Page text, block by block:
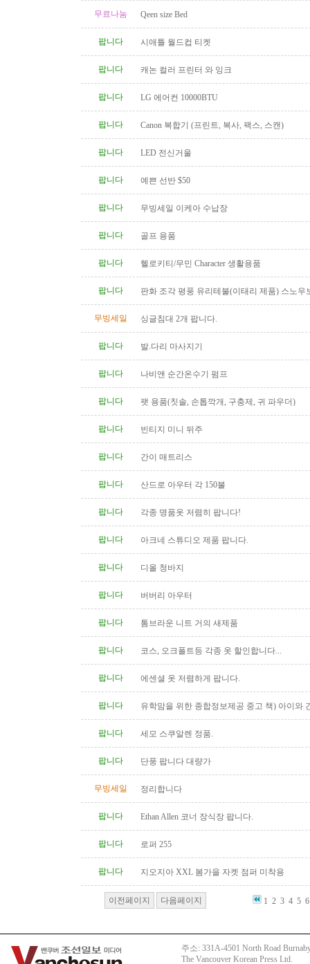
무료나눔 Qeen size Bed
팝니다 시애틀 월드컵 티켓
팝니다 캐논 컬러 프린터 와 잉크
팝니다 LG 에어컨 10000BTU
팝니다 Canon 복합기 (프린트, 복사, 팩스, 스캔)
팝니다 LED 전신거울
팝니다 예쁜 선반 $50
팝니다 무빙세일 이케아 수납장
팝니다 골프 용품
팝니다 헬로키티/무민 Character 생활용품
팝니다
판화 조각 평풍 유리테불(이태리 제품) 스노우
무빙세일
싱글침대 2개 팝니다.
팝니다 발.다리 마사지기
팝니다 나비앤 순간온수기 펌프
팝니다 팻 용품(칫솔, 손톱깍개, 구충제, 귀 파우더)
팝니다 빈티지 미니 뒤주
팝니다 간이 매트리스
팝니다 산드로 아우터 각 150불
팝니다 각종 명품옷 저렴히 팝니다!
팝니다 아크네 스튜디오 제품 팝니다.
팝니다 디올 청바지
팝니다 버버리 아우터
팝니다 톰브라운 니트 거의 새제품
팝니다 코스, 오크폴트등 각종 옷 할인합니다...
팝니다 에센셜 옷 저렴하게 팝니다.
팝니다
유학맘을 위한 종합정보제공 중고 책) 아이와
팝니다
세모 스쿠알렌 정품.
팝니다 단풍 팝니다 대량가
무빙세일 정리합니다
팝니다 Ethan Allen 코너 장식장 팝니다.
팝니다 로퍼 255
팝니다 지오지아 XXL 봄가을 자켓 점퍼 미착용
이전페이지 다음페이지 1 2 3 4 5 6
주소: 331A-4501 North Road
The Vancouver Korean Press Ltd.